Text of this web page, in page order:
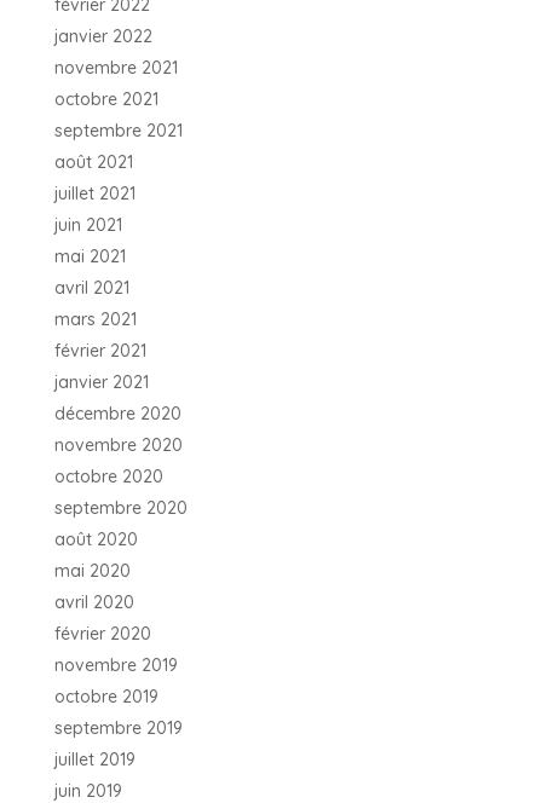
février 2022
janvier 2022
novembre 2021
octobre 2021
septembre 2021
août 2021
juillet 2021
juin 2021
mai 2021
avril 2021
mars 2021
février 2021
janvier 2021
décembre 2020
novembre 2020
octobre 2020
septembre 2020
août 2020
mai 2020
avril 2020
février 2020
novembre 2019
octobre 2019
septembre 2019
juillet 2019
juin 2019